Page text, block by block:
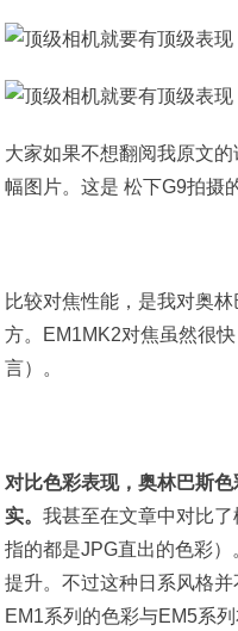
大家如果不想翻阅我原文
幅图片。这是 松下G9拍摄
比较对焦性能，是我对奥
方。EM1MK2对焦虽然很
言）。
对比色彩表现，奥林巴斯
实。我甚至在文章中对比
指的都是JPG直出的色彩
提升。不过这种日系风格
EM1系列的色彩与EM5系